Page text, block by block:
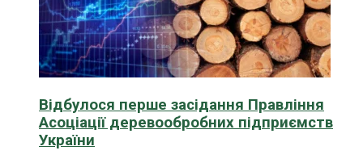
Відбулося перше засідання Правління
Асоціації деревообробних підприємств
України